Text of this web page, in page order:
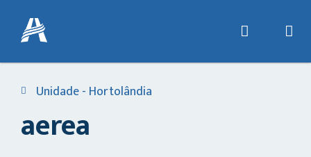
Unidade - Hortolândia
aerea